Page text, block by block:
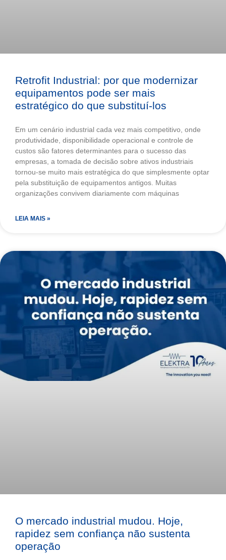
Retrofit Industrial: por que modernizar
equipamentos pode ser mais
estratégico do que substituí-los
Em um cenário industrial cada vez mais competitivo, onde
produtividade, disponibilidade operacional e controle de
custos são fatores determinantes para o sucesso das
empresas, a tomada de decisão sobre ativos industriais
tornou-se muito mais estratégica do que simplesmente optar
pela substituição de equipamentos antigos. Muitas
organizações convivem diariamente com máquinas
LEIA MAIS »
O mercado industrial mudou. Hoje,
rapidez sem confiança não sustenta
operação